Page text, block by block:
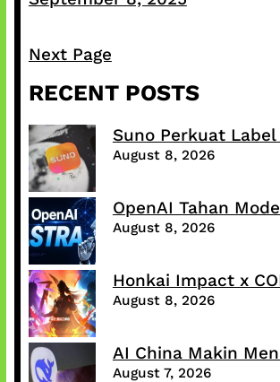
Next Page
RECENT POSTS
Suno Perkuat Label
August 8, 2026
OpenAI Tahan
August 8, 2026
Honkai Impact x
August 8, 2026
AI China Makin
August 7, 2026